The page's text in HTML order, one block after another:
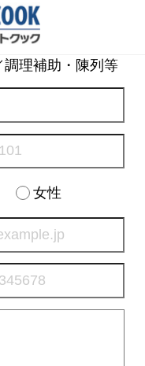
調理補助・陳列等
女性